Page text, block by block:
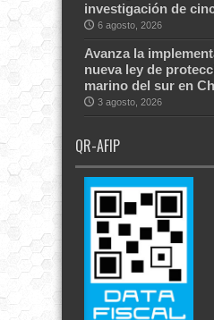
investigación de
6 agosto, 2026
Avanza la
nueva ley de
marino del sur en
3 agosto, 2026
QR-AFIP